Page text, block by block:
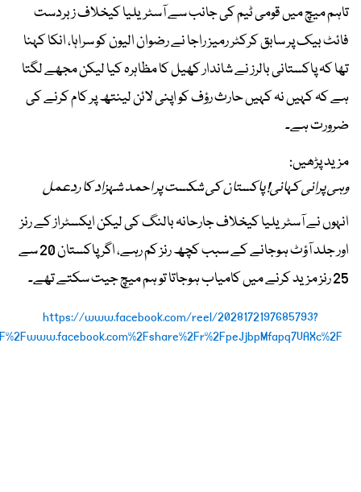
تاہم میچ میں قومی ٹیم کی جانب سے آسٹریلیا کیخلاف زبردست
فائٹ بیک پر سابق کرکٹر رمیز راجا نے رضوان الیون کو سراہا، انکا کہنا
تھا کہ پاکستانی بالرز نے شاندار کھیل کا مظاہرہ کیا لیکن مجھے لگتا
ہے کہ کہیں نہ کہیں حارث رؤف کو اپنی لائن لینتھ پر کام کرنے کی
ضرورت ہے۔
مزید پڑھیں:
وہی پرانی کہانی! پاکستان کی شکست پر احمد شہزاد کا ردعمل
انہوں نے آسٹریلیا کیخلاف جارحانہ بالنگ کی لیکن ایکسٹراز کے رنز
اور جلد آؤٹ ہوجانے کے سبب کچھ رنز کم رہے، اگر پاکستان 20 سے
25 رنز مزید کرنے میں کامیاب ہوجاتا تو ہم میچ جیت سکتے تھے۔
https://www.facebook.com/reel/2028172197685793?